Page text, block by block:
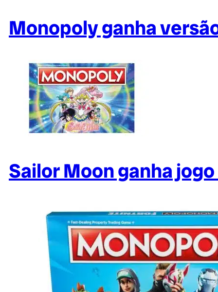
Monopoly ganha
Sailor Moon ganha